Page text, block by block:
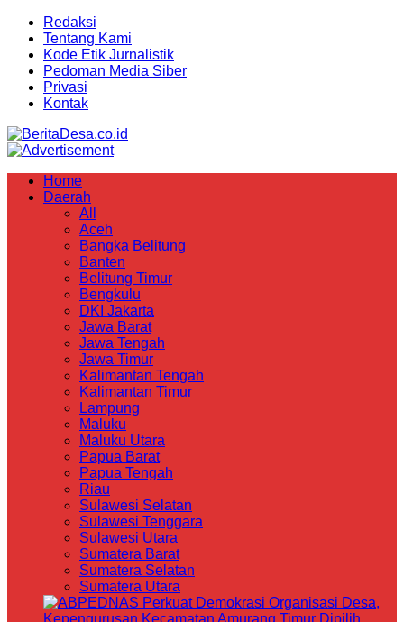
Redaksi
Tentang Kami
Kode Etik Jurnalistik
Pedoman Media Siber
Privasi
Kontak
Home
Daerah
All
Aceh
Bangka Belitung
Banten
Belitung Timur
Bengkulu
DKI Jakarta
Jawa Barat
Jawa Tengah
Jawa Timur
Kalimantan Tengah
Kalimantan Timur
Lampung
Maluku
Maluku Utara
Papua Barat
Papua Tengah
Riau
Sulawesi Selatan
Sulawesi Tenggara
Sulawesi Utara
Sumatera Barat
Sumatera Selatan
Sumatera Utara